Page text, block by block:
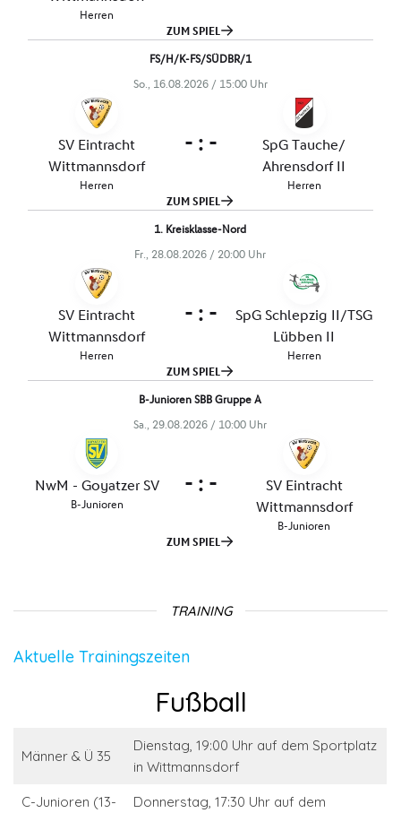
TRAINING
Aktuelle Trainingszeiten
Fußball
Männer & Ü 35
Dienstag, 19:00 Uhr auf dem Sportplatz
in Wittmannsdorf
C-Junioren (13-
Donnerstag, 17:30 Uhr auf dem